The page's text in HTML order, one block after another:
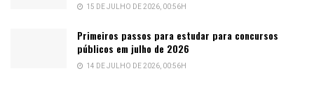
15 DE JULHO DE 2026, 00:56H
Primeiros passos para estudar para concursos
públicos em julho de 2026
14 DE JULHO DE 2026, 00:56H